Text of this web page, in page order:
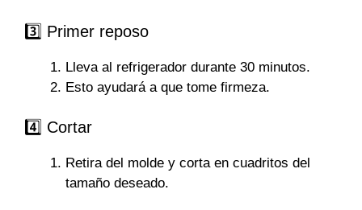
3️⃣ Primer reposo
Lleva al refrigerador durante 30 minutos.
Esto ayudará a que tome firmeza.
4️⃣ Cortar
Retira del molde y corta en cuadritos del
tamaño deseado.